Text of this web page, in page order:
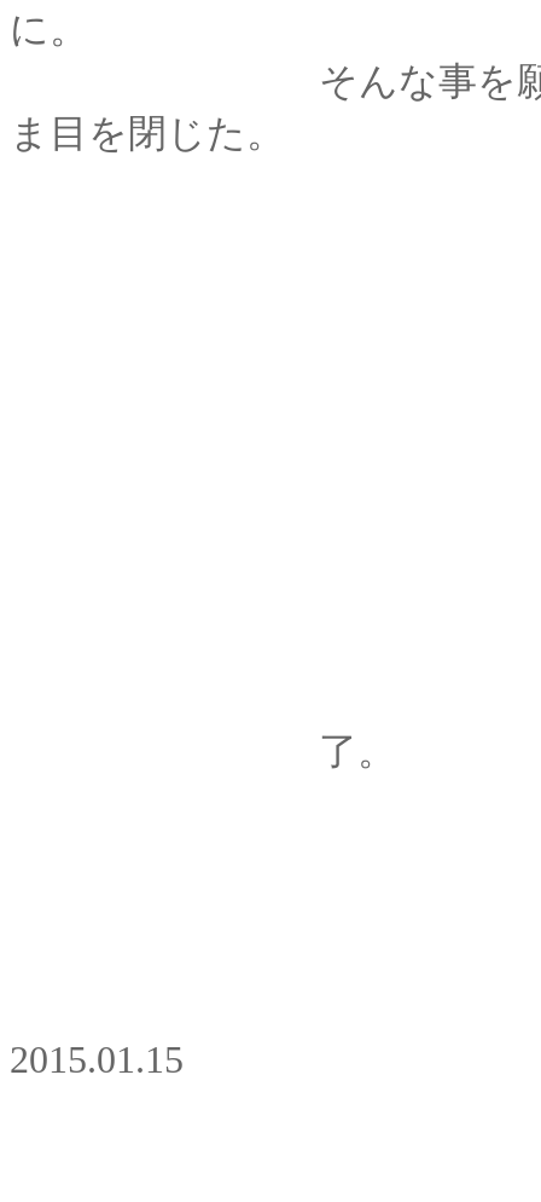
に。
そんな事を願いなが
ま目を閉じた。
了。
2015.01.15